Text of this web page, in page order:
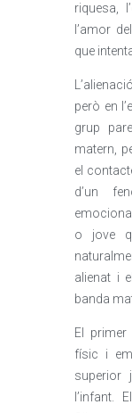
riquesa,
l’amor
que
però en
grup
matern,
el
d’un
o jove
alienat i
banda
El primer
físic i
superior
l’infant.